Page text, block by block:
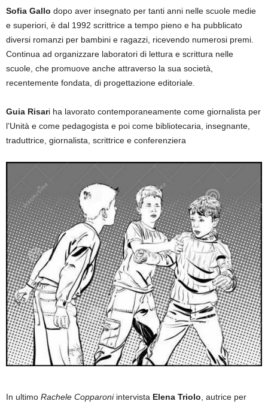
Sofia Gallo dopo aver insegnato per tanti anni nelle scuole medie
e superiori, è dal 1992 scrittrice a tempo pieno e ha pubblicato
diversi romanzi per bambini e ragazzi, ricevendo numerosi premi.
Continua ad organizzare laboratori di lettura e scrittura nelle
scuole, che promuove anche attraverso la sua società,
recentemente fondata, di progettazione editoriale.
Guia Risari ha lavorato contemporaneamente come giornalista per
l’Unità e come pedagogista e poi come bibliotecaria, insegnante,
traduttrice, giornalista, scrittrice e conferenziera
In ultimo Rachele Copparoniintervista Elena Triolo , autrice per